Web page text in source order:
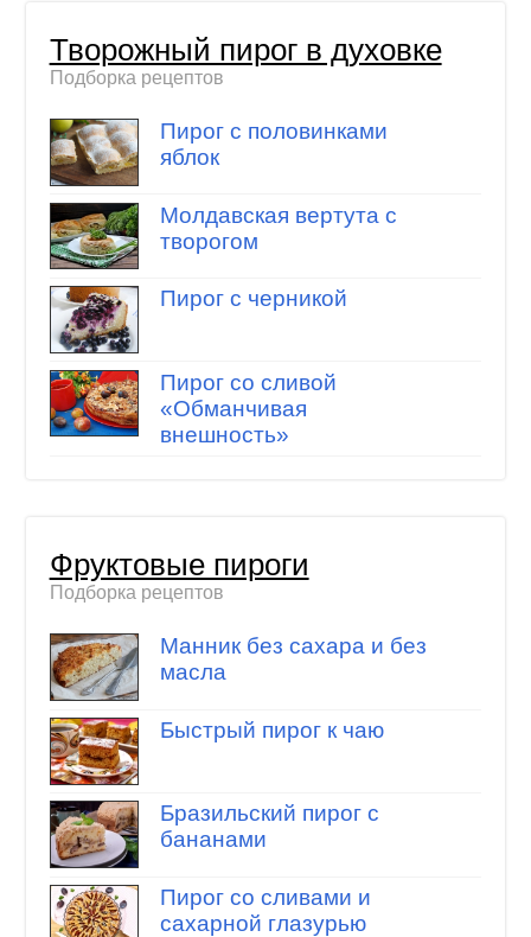
Творожный пирог в духовке
Подборка рецептов
Пирог с половинками
яблок
Молдавская вертута с
творогом
Пирог с черникой
Пирог со сливой
«Обманчивая
внешность»
Фруктовые пироги
Подборка рецептов
Манник без сахара и без
масла
Быстрый пирог к чаю
Бразильский пирог с
бананами
Пирог со сливами и
сахарной глазурью